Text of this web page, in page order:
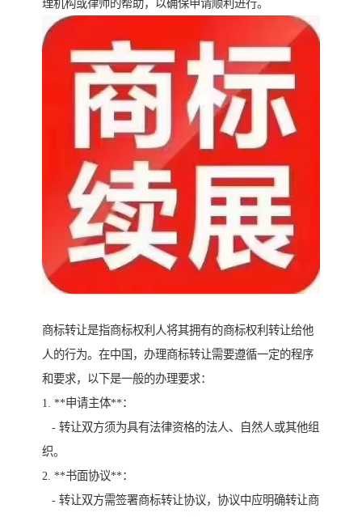
理机构或律师的帮助，以确保申请顺利进行。
商标转让是指商标权利人将其拥有的商标权利转让给他
人的行为。在中国，办理商标转让需要遵循一定的程序
和要求，以下是一般的办理要求：
1. **申请主体**：
- 转让双方须为具有法律资格的法人、自然人或其他组
织。
2. **书面协议**：
- 转让双方需签署商标转让协议，协议中应明确转让商